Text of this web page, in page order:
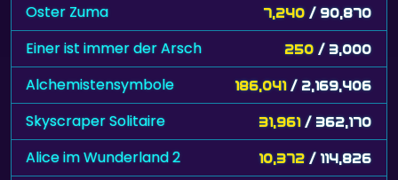
Oster Zuma 7,240 / 90,870
Einer ist immer der Arsch 250 / 3,000
Alchemistensymbole 186,041 / 2,169,406
Skyscraper Solitaire 31,961 / 362,170
Alice im Wunderland 2 10,372 / 114,826